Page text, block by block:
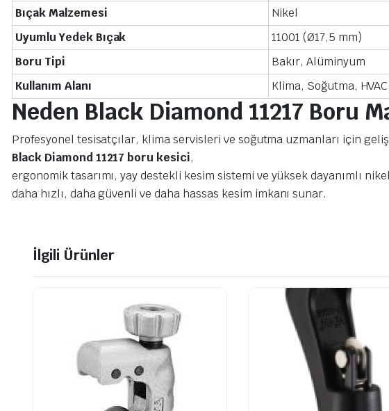
Bıçak Malzemesi
Nikel
Uyumlu Yedek Bıçak
11001 (Ø17,5 mm)
Boru Tipi
Bakır, Alüminyum
Kullanım Alanı
Klima, Soğutma,
Neden Black Diamond 11217 Boru
Profesyonel tesisatçılar, klima servisleri ve soğutma uzmanları için
Black Diamond 11217 boru kesici,
ergonomik tasarımı, yay destekli kesim sistemi ve yüksek dayanımlı
daha hızlı, daha güvenli ve daha hassas kesim imkanı sunar.
İlgili Ürünler